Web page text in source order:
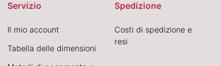
Servizio
Il mio account
Tabella delle dimensioni
Spedizione
Costi di spedizione e
resi